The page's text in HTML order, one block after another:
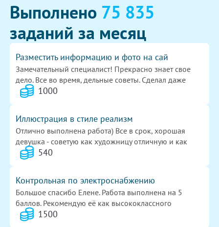
Выполнено 75 835
заданий за месяц
Разместить информацию и фото на сай
Замечательный специалист! Прекрасно знает свое
дело. Все во время, дельные советы. Сделал даже
больше, чем я ожидала. Всем рекомендую. И сама еще
1000
Иллюстрация в стиле реализм
Отлично выполнена работа) Все в срок, хорошая
девушка - советую как художницу отличную и как
человека)
540
Контрольная по электроснабжению
Большое спасибо Елене. Работа выполнена на 5
баллов. Рекомендую её как высококлассного
исполнителя.
1500